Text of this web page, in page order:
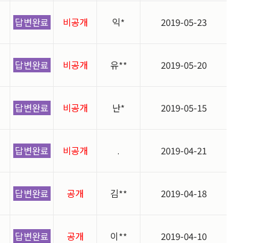
답변완료 비공개 익* 2019-05-23
답변완료 비공개 유** 2019-05-20
답변완료 비공개 난* 2019-05-15
답변완료 비공개 . 2019-04-21
답변완료 공개 김** 2019-04-18
답변완료 공개 이** 2019-04-10